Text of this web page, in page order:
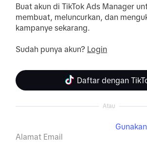
Buat akun di TikTok Ads Manager
membuat, meluncurkan, dan
kampanye sekarang.
Sudah punya akun? Login
Daftar dengan
Atau
Alamat Email